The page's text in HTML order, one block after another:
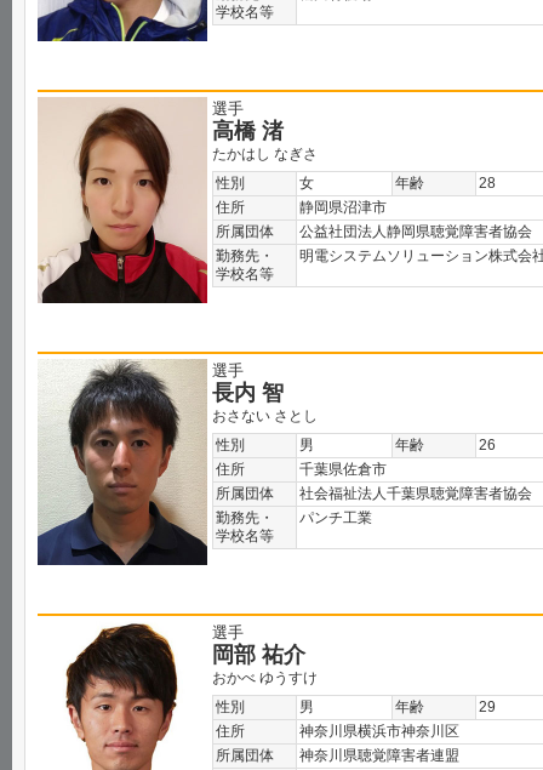
学校名等
選手
高橋 渚
たかはし なぎさ
性別
女 年齢
28
住所
静岡県沼津市
所属団体
公益社団法人静岡県聴覚障害者協会
勤務先・
学校名等
明電システムソリューション株式会
選手
長内 智
おさない さとし
性別
男 年齢
26
住所
千葉県佐倉市
所属団体
社会福祉法人千葉県聴覚障害者協会
勤務先・
学校名等
パンチ工業
選手
岡部 祐介
おかべ ゆうすけ
性別
男 年齢
29
住所
神奈川県横浜市神奈川区
所属団体
神奈川県聴覚障害者連盟